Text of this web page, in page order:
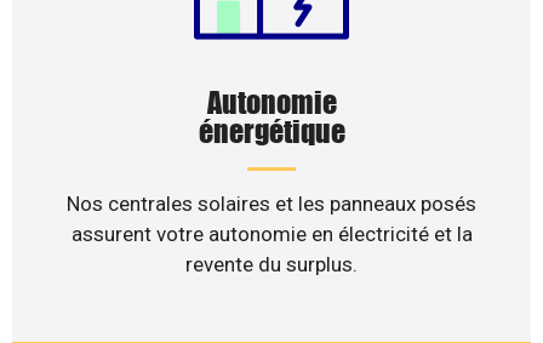
Autonomie
énergétique
Nos centrales solaires et les panneaux posés
assurent votre autonomie en électricité et la
revente du surplus.